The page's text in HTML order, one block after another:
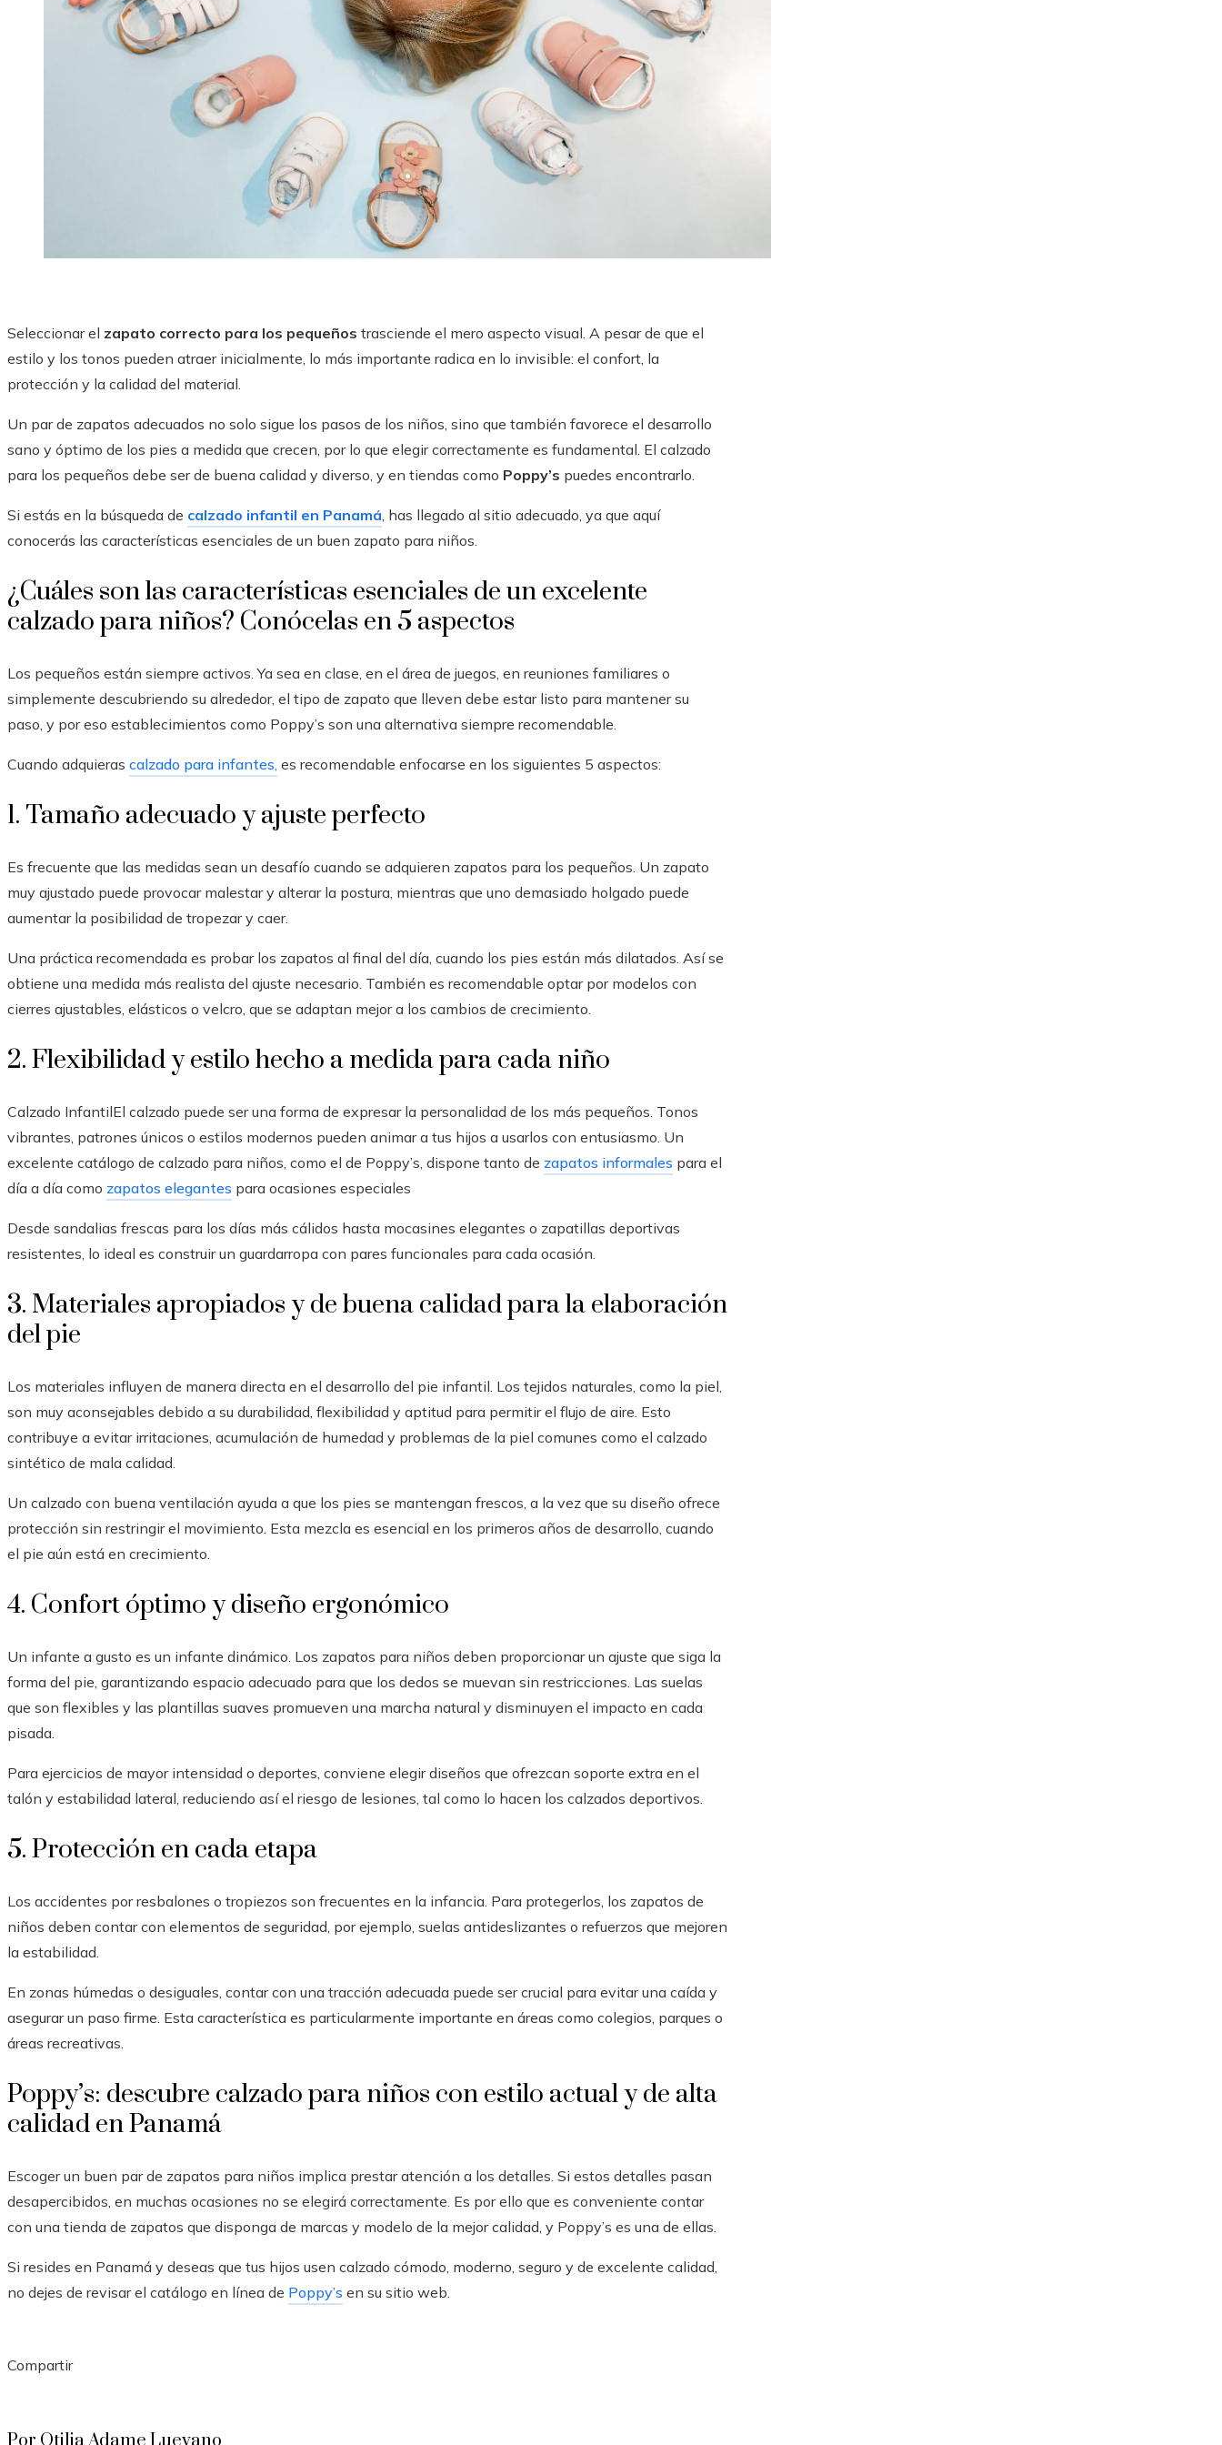
Seleccionar el zapato correcto para los pequeños trasciende el mero aspecto visual. A pesar de que el
estilo y los tonos pueden atraer inicialmente, lo más importante radica en lo invisible: el confort, la
protección y la calidad del material.
Un par de zapatos adecuados no solo sigue los pasos de los niños, sino que también favorece el desarrollo
sano y óptimo de los pies a medida que crecen, por lo que elegir correctamente es fundamental. El calzado
para los pequeños debe ser de buena calidad y diverso, y en tiendas como Poppy’s puedes encontrarlo.
Si estás en la búsqueda de calzado infantil en Panamá, has llegado al sitio adecuado, ya que aquí
conocerás las características esenciales de un buen zapato para niños.
¿Cuáles son las características esenciales de un excelente
calzado para niños? Conócelas en 5 aspectos
Los pequeños están siempre activos. Ya sea en clase, en el área de juegos, en reuniones familiares o
simplemente descubriendo su alrededor, el tipo de zapato que lleven debe estar listo para mantener su
paso, y por eso establecimientos como Poppy’s son una alternativa siempre recomendable.
Cuando adquieras calzado para infantes, es recomendable enfocarse en los siguientes 5 aspectos:
1. Tamaño adecuado y ajuste perfecto
Es frecuente que las medidas sean un desafío cuando se adquieren zapatos para los pequeños. Un zapato
muy ajustado puede provocar malestar y alterar la postura, mientras que uno demasiado holgado puede
aumentar la posibilidad de tropezar y caer.
Una práctica recomendada es probar los zapatos al final del día, cuando los pies están más dilatados. Así se
obtiene una medida más realista del ajuste necesario. También es recomendable optar por modelos con
cierres ajustables, elásticos o velcro, que se adaptan mejor a los cambios de crecimiento.
2. Flexibilidad y estilo hecho a medida para cada niño
Calzado InfantilEl calzado puede ser una forma de expresar la personalidad de los más pequeños. Tonos
vibrantes, patrones únicos o estilos modernos pueden animar a tus hijos a usarlos con entusiasmo. Un
excelente catálogo de calzado para niños, como el de Poppy’s, dispone tanto de zapatos informales para el
día a día como zapatos elegantes para ocasiones especiales
Desde sandalias frescas para los días más cálidos hasta mocasines elegantes o zapatillas deportivas
resistentes, lo ideal es construir un guardarropa con pares funcionales para cada ocasión.
3. Materiales apropiados y de buena calidad para la elaboración
del pie
Los materiales influyen de manera directa en el desarrollo del pie infantil. Los tejidos naturales, como la piel,
son muy aconsejables debido a su durabilidad, flexibilidad y aptitud para permitir el flujo de aire. Esto
contribuye a evitar irritaciones, acumulación de humedad y problemas de la piel comunes como el calzado
sintético de mala calidad.
Un calzado con buena ventilación ayuda a que los pies se mantengan frescos, a la vez que su diseño ofrece
protección sin restringir el movimiento. Esta mezcla es esencial en los primeros años de desarrollo, cuando
el pie aún está en crecimiento.
4. Confort óptimo y diseño ergonómico
Un infante a gusto es un infante dinámico. Los zapatos para niños deben proporcionar un ajuste que siga la
forma del pie, garantizando espacio adecuado para que los dedos se muevan sin restricciones. Las suelas
que son flexibles y las plantillas suaves promueven una marcha natural y disminuyen el impacto en cada
pisada.
Para ejercicios de mayor intensidad o deportes, conviene elegir diseños que ofrezcan soporte extra en el
talón y estabilidad lateral, reduciendo así el riesgo de lesiones, tal como lo hacen los calzados deportivos.
5. Protección en cada etapa
Los accidentes por resbalones o tropiezos son frecuentes en la infancia. Para protegerlos, los zapatos de
niños deben contar con elementos de seguridad, por ejemplo, suelas antideslizantes o refuerzos que mejoren
la estabilidad.
En zonas húmedas o desiguales, contar con una tracción adecuada puede ser crucial para evitar una caída y
asegurar un paso firme. Esta característica es particularmente importante en áreas como colegios, parques o
áreas recreativas.
Poppy’s: descubre calzado para niños con estilo actual y de alta
calidad en Panamá
Escoger un buen par de zapatos para niños implica prestar atención a los detalles. Si estos detalles pasan
desapercibidos, en muchas ocasiones no se elegirá correctamente. Es por ello que es conveniente contar
con una tienda de zapatos que disponga de marcas y modelo de la mejor calidad, y Poppy’s es una de ellas.
Si resides en Panamá y deseas que tus hijos usen calzado cómodo, moderno, seguro y de excelente calidad,
no dejes de revisar el catálogo en línea de Poppy’s en su sitio web.
Compartir